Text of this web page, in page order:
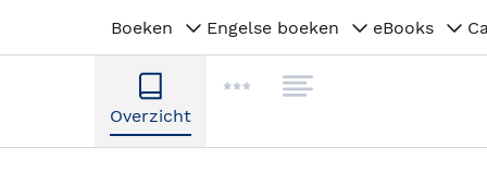
Boeken Engelse boeken eBooks
Overzicht